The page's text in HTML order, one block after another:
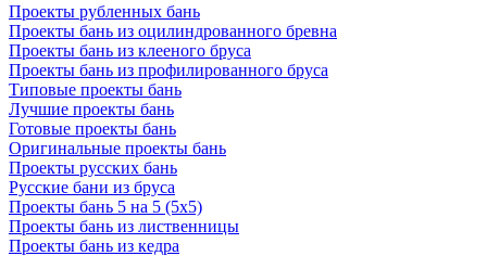
Проекты рубленных бань
Проекты бань из оцилиндрованного бревна
Проекты бань из клееного бруса
Проекты бань из профилированного бруса
Типовые проекты бань
Лучшие проекты бань
Готовые проекты бань
Оригинальные проекты бань
Проекты русских бань
Русские бани из бруса
Проекты бань 5 на 5 (5х5)
Проекты бань из лиственницы
Проекты бань из кедра